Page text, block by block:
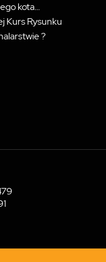
kota...
Kurs Rysunku
?